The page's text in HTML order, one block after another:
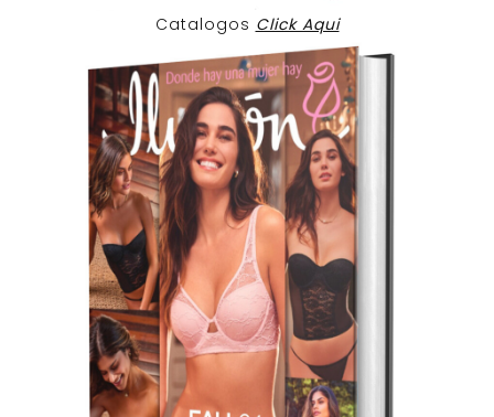
Catalogos Click Aqui